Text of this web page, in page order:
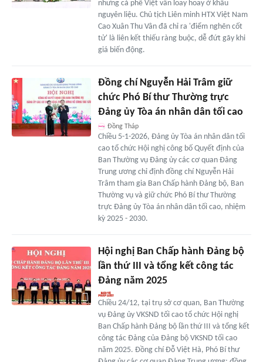
nhưng cà phê Việt vẫn loay hoay ở khâu
nguyên liệu. Chủ tịch Liên minh HTX Việt Nam
Cao Xuân Thu Vân đã chỉ ra 'điểm nghẽn cốt
tử' là liên kết thiếu ràng buộc, dễ đứt gãy khi
giá biến động.
Đồng chí Nguyễn Hải Trâm giữ
chức Phó Bí thư Thường trực
Đảng ủy Tòa án nhân dân tối cao
Đồng Tháp
Chiều 5-1-2026, Đảng ủy Tòa án nhân dân tối
cao tổ chức Hội nghị công bố Quyết định của
Ban Thường vụ Đảng ủy các cơ quan Đảng
Trung ương chỉ định đồng chí Nguyễn Hải
Trâm tham gia Ban Chấp hành Đảng bộ, Ban
Thường vụ và giữ chức Phó Bí thư Thường
trực Đảng ủy Tòa án nhân dân tối cao, nhiệm
kỳ 2025 - 2030.
Hội nghị Ban Chấp hành Đảng bộ
lần thứ III và tổng kết công tác
Đảng năm 2025
Chiều 24/12, tại trụ sở cơ quan, Ban Thường
vụ Đảng ủy VKSND tối cao tổ chức Hội nghị
Ban Chấp hành Đảng bộ lần thứ III và tổng kết
công tác Đảng của Đảng bộ VKSND tối cao
năm 2025. Đồng chí Đỗ Việt Hà, Phó Bí thư